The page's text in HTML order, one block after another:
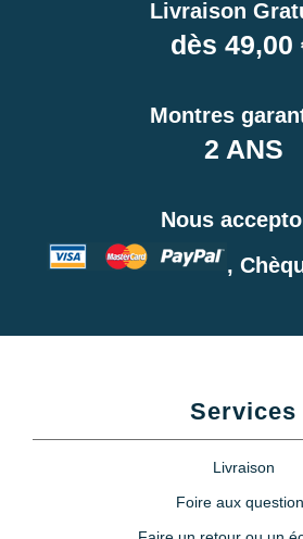
Livraison
dès 49,00
Montres
2 ANS
Nous
,
Services
Livraison
Foire aux